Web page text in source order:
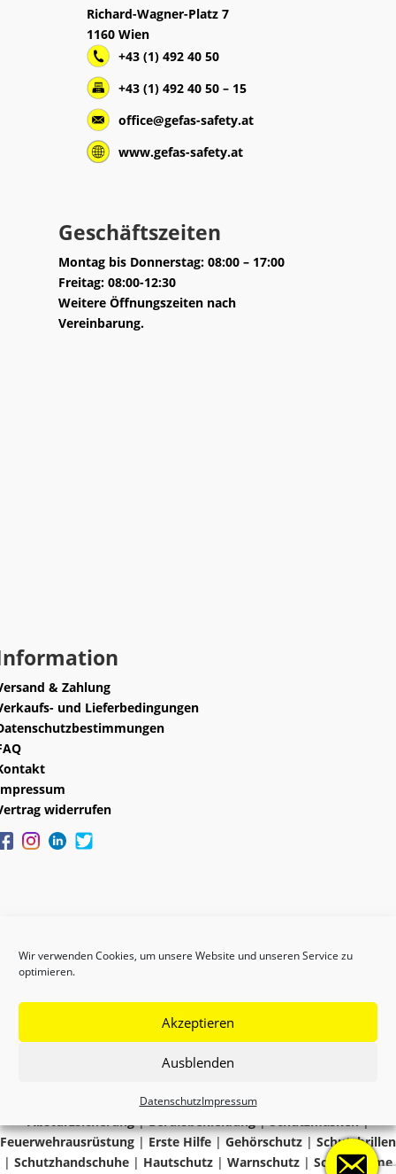
Wir verwenden Cookies, um unsere Website und unseren Service zu
optimieren.
Akzeptieren
Ausblenden
DatenschutzImpressum
Richard-Wagner-Platz 7
1160 Wien
+43 (1) 492 40 50
+43 (1) 492 40 50 – 15
office@gefas-safety.at
www.gefas-safety.at
Geschäftszeiten
Montag bis Donnerstag: 08:00 – 17:00
Freitag: 08:00-12:30
Weitere Öffnungszeiten nach
Vereinbarung.
& Zahlung
und Lieferbedingungen
widerrufen
Absturzsicherung|Berufsbekleidung|Schutzmasken|
Feuerwehrausrüstung | Erste Hilfe | Gehörschutz | Schutzbrillen
| Schutzhandschuhe | Hautschutz | Warnschutz | Schutzhelme